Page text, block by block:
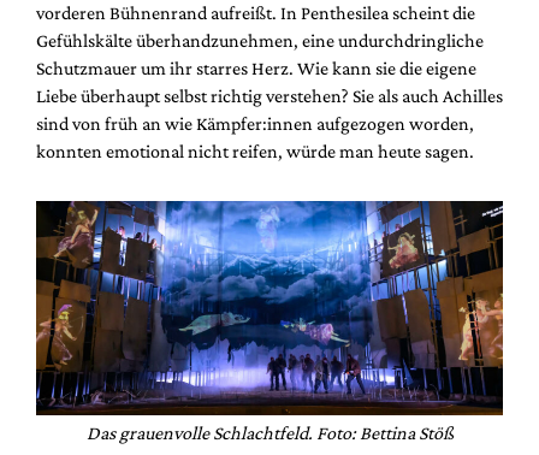
vorderen Bühnenrand aufreißt. In Penthesilea scheint die
Gefühlskälte überhandzunehmen, eine undurchdringliche
Schutzmauer um ihr starres Herz. Wie kann sie die eigene
Liebe überhaupt selbst richtig verstehen? Sie als auch Achilles
sind von früh an wie Kämpfer:innen aufgezogen worden,
konnten emotional nicht reifen, würde man heute sagen.
Das grauenvolle Schlachtfeld. Foto: Bettina Stöß